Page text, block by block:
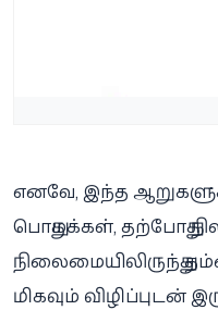
எனவே, இந்த
பொதுமக்கள், தற்போது
நிலைமையிலிருந்து
மிகவும் விழிப்புடன்